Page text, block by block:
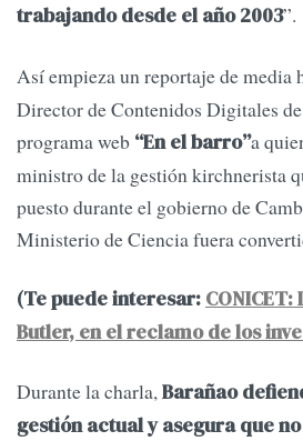
trabajando desde el año 2003”.
Así empieza un reportaje de media
Director de Contenidos Digitales
programa web “En el barro”a
ministro de la gestión kirchnerista
puesto durante el gobierno de
Ministerio de Ciencia fuera
(Te puede interesar:
Butler, en el reclamo de los
Durante la charla,Barañao
gestión actual y asegura que